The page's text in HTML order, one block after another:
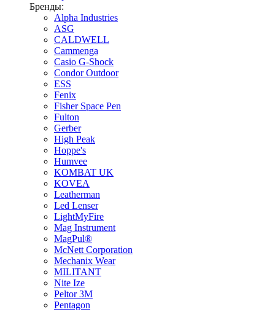
Бренды:
Alpha Industries
ASG
CALDWELL
Cammenga
Casio G-Shock
Condor Outdoor
ESS
Fenix
Fisher Space Pen
Fulton
Gerber
High Peak
Hoppe's
Humvee
KOMBAT UK
KOVEA
Leatherman
Led Lenser
LightMyFire
Mag Instrument
MagPul®
McNett Corporation
Mechanix Wear
MILITANT
Nite Ize
Peltor 3M
Pentagon